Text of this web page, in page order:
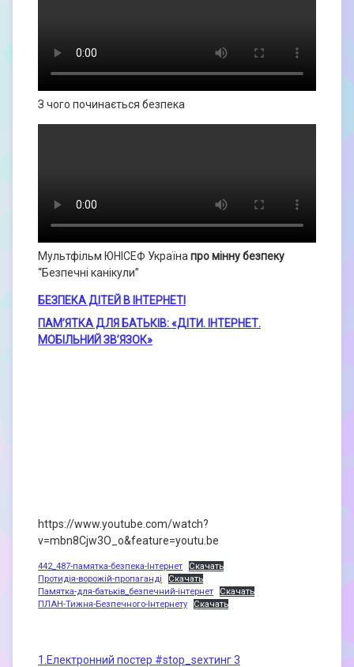
З чого починається безпека
Мультфільм ЮНІСЕФ Україна про мінну безпеку
“Безпечні канікули”
БЕЗПЕКА ДІТЕЙ В ІНТЕРНЕТІ
ПАМ’ЯТКА ДЛЯ БАТЬКІВ: «ДІТИ. ІНТЕРНЕТ.
МОБІЛЬНИЙ ЗВ’ЯЗОК»
https://www.youtube.com/watch?
v=mbn8Cjw3O_o&feature=youtu.be
442_487-памятка-безпека-Інтернет
Скачать
Протидія-ворожій-пропаганді
Скачать
Памятка-для-батьків_безпечний-інтернет
Скачать
ПЛАН-Тижня-Безпечного-Інтернету
Скачать
1.Електронний постер #stop_sexтинг 3